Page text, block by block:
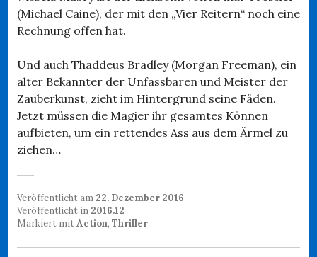
(Michael Caine), der mit den „Vier Reitern“ noch eine
Rechnung offen hat.
Und auch Thaddeus Bradley (Morgan Freeman), ein
alter Bekannter der Unfassbaren und Meister der
Zauberkunst, zieht im Hintergrund seine Fäden.
Jetzt müssen die Magier ihr gesamtes Können
aufbieten, um ein rettendes Ass aus dem Ärmel zu
ziehen…
Veröffentlicht am 22. Dezember 2016
Veröffentlicht in 2016.12
Markiert mitAction, Thriller